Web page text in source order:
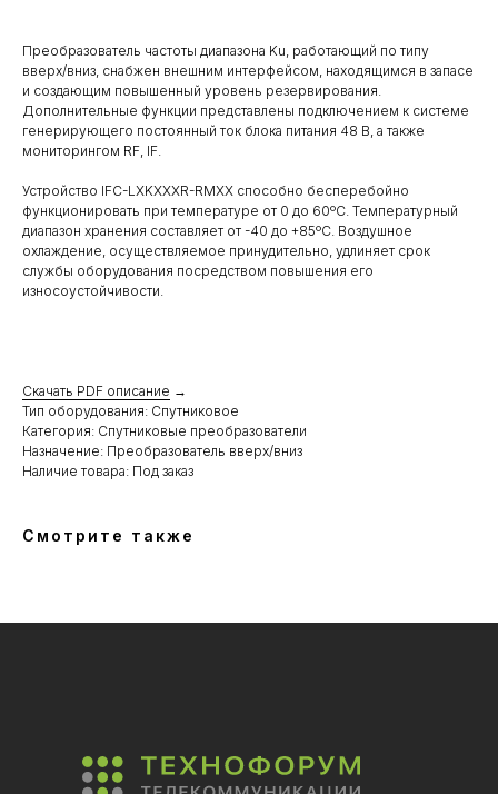
Преобразователь частоты диапазона Ku, работающий по типу
вверх/вниз, снабжен внешним интерфейсом, находящимся в запасе
и создающим повышенный уровень резервирования.
Дополнительные функции представлены подключением к системе
генерирующего постоянный ток блока питания 48 В, а также
мониторингом RF, IF.
Устройство IFC-LXKXXXR-RMXX способно бесперебойно
функционировать при температуре от 0 до 60ºC. Температурный
диапазон хранения составляет от -40 до +85ºC. Воздушное
охлаждение, осуществляемое принудительно, удлиняет срок
службы оборудования посредством повышения его
износоустойчивости.
Скачать PDF описание →
Тип оборудования: Спутниковое
Категория: Спутниковые преобразователи
Назначение: Преобразователь вверх/вниз
Наличие товара: Под заказ
Смотрите также